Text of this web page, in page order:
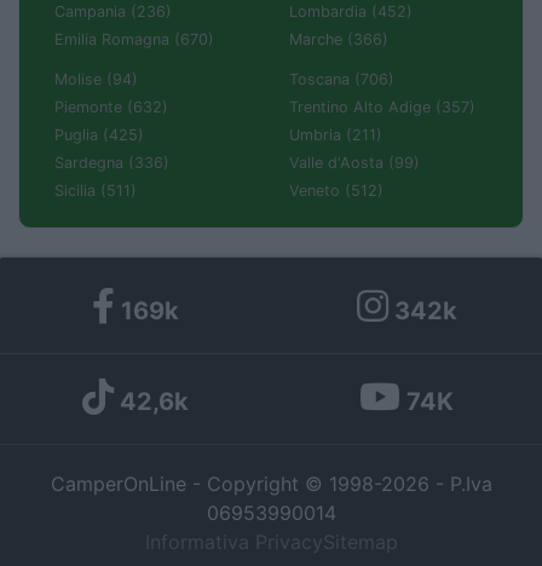
Campania (236)
Emilia Romagna (670)
Lombardia (452)
Marche (366)
Molise (94)
Piemonte (632)
Puglia (425)
Sardegna (336)
Sicilia (511)
Toscana (706)
Trentino Alto Adige (357)
Umbria (211)
Valle d'Aosta (99)
Veneto (512)
169k 342k
42,6k 74K
CamperOnLine - Copyright © 1998-2026 - P.Iva
06953990014
Informativa Privacy Sitemap